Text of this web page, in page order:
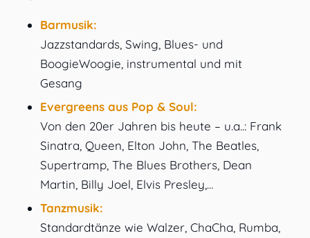
Barmusik:
Jazzstandards, Swing, Blues- und
BoogieWoogie, instrumental und mit
Gesang
Evergreens aus Pop & Soul:
Von den 20er Jahren bis heute – u.a..: Frank
Sinatra, Queen, Elton John, The Beatles,
Supertramp, The Blues Brothers, Dean
Martin, Billy Joel, Elvis Presley,…
Tanzmusik:
Standardtänze wie Walzer, ChaCha, Rumba,